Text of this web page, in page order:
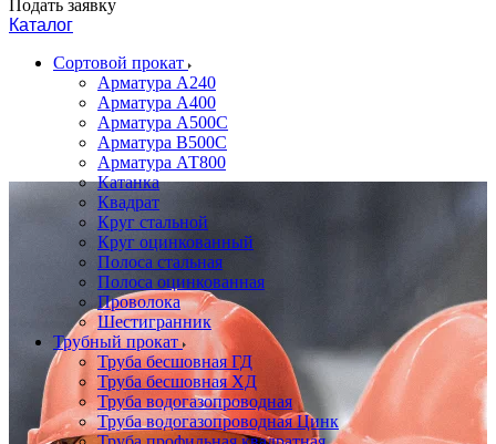
Подать заявку
Каталог
Сортовой прокат
Арматура А240
Арматура А400
Арматура А500C
Арматура В500С
Арматура АТ800
Катанка
Квадрат
Круг стальной
Круг оцинкованный
Полоса стальная
Полоса оцинкованная
Проволока
Шестигранник
Трубный прокат
Труба бесшовная ГД
Труба бесшовная ХД
Труба водогазопроводная
Труба водогазопроводная Цинк